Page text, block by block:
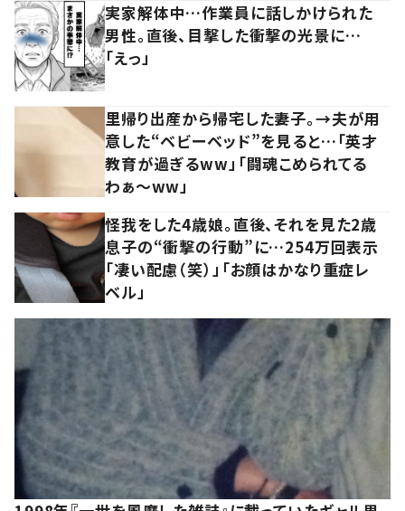
実家解体中…作業員に話しかけられた
男性。直後、目撃した衝撃の光景に…
「えっ」
里帰り出産から帰宅した妻子。→夫が用
意した“ベビーベッド”を見ると…「英才
教育が過ぎるww」「闘魂こめられてる
わぁ～ww」
怪我をした4歳娘。直後、それを見た2歳
息子の“衝撃の行動”に…254万回表示
「凄い配慮（笑）」「お顔はかなり重症レ
ベル」